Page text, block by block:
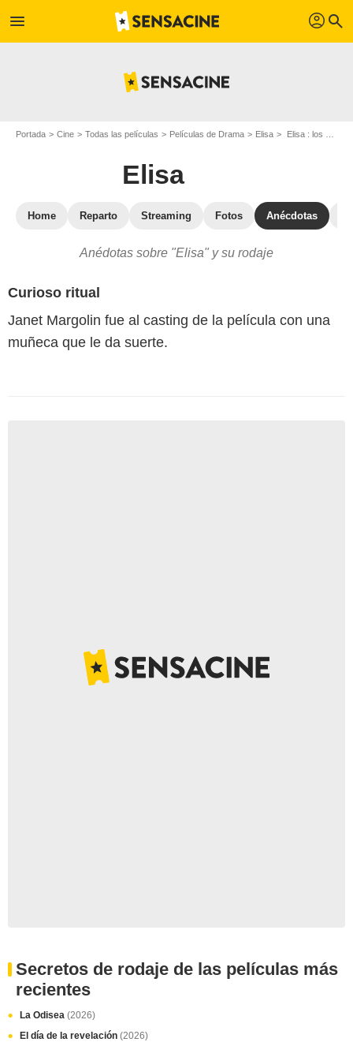
menu profil search
Portada Cine Todas las películas Películas de Drama Elisa Elisa : los secretos del rodaje
Elisa
Home Reparto Streaming Fotos Anécdotas
Anédotas sobre "Elisa" y su rodaje
Curioso ritual
Janet Margolin fue al casting de la película con una
muñeca que le da suerte.
Secretos de rodaje de las películas más
recientes
La Odisea (2026)
El día de la revelación (2026)